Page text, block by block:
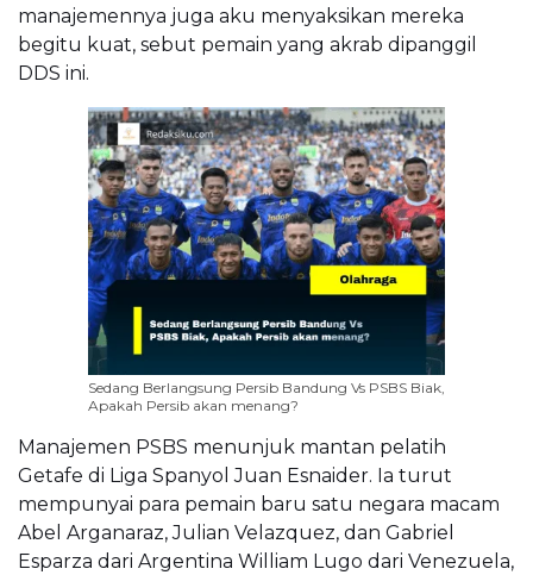
manajemennya juga aku menyaksikan mereka
begitu kuat, sebut pemain yang akrab dipanggil
DDS ini.
Sedang Berlangsung Persib Bandung Vs PSBS Biak,
Apakah Persib akan menang?
Manajemen PSBS menunjuk mantan pelatih
Getafe di Liga Spanyol Juan Esnaider. Ia turut
mempunyai para pemain baru satu negara macam
Abel Arganaraz, Julian Velazquez, dan Gabriel
Esparza dari Argentina William Lugo dari Venezuela,